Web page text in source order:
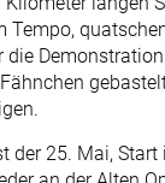
Tempo,
die
der 25. Mai,